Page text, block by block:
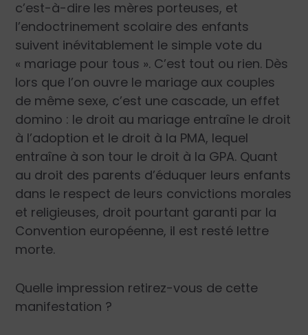
c’est-à-dire les mères porteuses, et
l’endoctrinement scolaire des enfants
suivent inévitablement le simple vote du
« mariage pour tous ». C’est tout ou rien. Dès
lors que l’on ouvre le mariage aux couples
de même sexe, c’est une cascade, un effet
domino : le droit au mariage entraîne le droit
à l’adoption et le droit à la PMA, lequel
entraîne à son tour le droit à la GPA. Quant
au droit des parents d’éduquer leurs enfants
dans le respect de leurs convictions morales
et religieuses, droit pourtant garanti par la
Convention européenne, il est resté lettre
morte.
Quelle impression retirez-vous de cette
manifestation ?